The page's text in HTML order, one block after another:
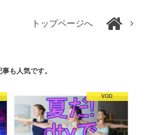
トップページへ
も人気です。
VOD